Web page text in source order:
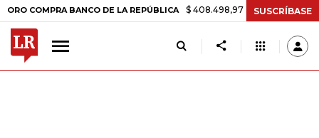
BANCO DE LA REPÚBLICA $ 408.498,97 +$ 8.753,81 +2,19%
SUSCRÍBASE